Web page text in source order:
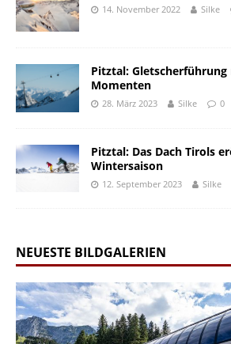
14. November 2022 Silke
Pitztal: Gletscherführung
Momenten
28. März 2023 Silke 0
Pitztal: Das Dach Tirols
Wintersaison
12. September 2023 Silke
NEUESTE BILDGALERIEN